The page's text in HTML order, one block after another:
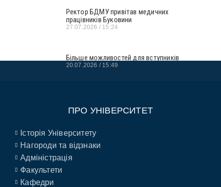
Ректор БДМУ привітав медичних
працівників Буковини
27.07.2026 15:24
Більше можливостей для вступників
20.07.2026 15:49
ПРО УНІВЕРСИТЕТ
Історія Університету
Нагороди та відзнаки
Адміністрація
Факультети
Кафедри